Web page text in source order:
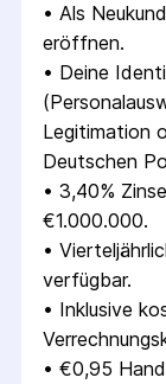
• Als
eröffnen.
• Deine
Legitimation
Deutschen
• 3,40%
€1.000.000.
•
verfügbar.
• Inklusive
• €0,95